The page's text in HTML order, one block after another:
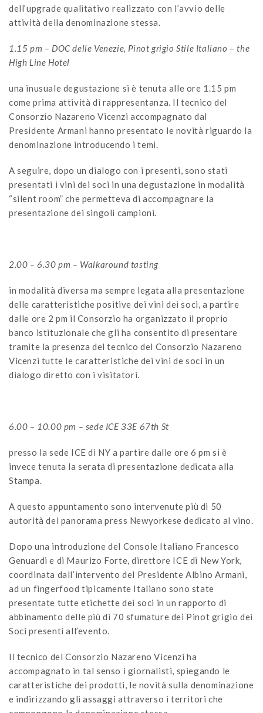
dell’upgrade qualitativo realizzato con l’avvio delle
attività della denominazione stessa.
1.15 pm – DOC delle Venezie, Pinot grigio Stile Italiano – the
High Line Hotel
una inusuale degustazione si è tenuta alle ore 1.15 pm
come prima attività di rappresentanza. Il tecnico del
Consorzio Nazareno Vicenzi accompagnato dal
Presidente Armani hanno presentato le novità riguardo la
denominazione introducendo i temi.
A seguire, dopo un dialogo con i presenti, sono stati
presentati i vini dei soci in una degustazione in modalità
“silent room” che permetteva di accompagnare la
presentazione dei singoli campioni.
2.00 – 6.30 pm – Walkaround tasting
in modalità diversa ma sempre legata alla presentazione
delle caratteristiche positive dei vini dei soci, a partire
dalle ore 2 pm il Consorzio ha organizzato il proprio
banco istituzionale che gli ha consentito di presentare
tramite la presenza del tecnico del Consorzio Nazareno
Vicenzi tutte le caratteristiche dei vini de soci in un
dialogo diretto con i visitatori.
6.00 – 10.00 pm – sede ICE 33E 67th St
presso la sede ICE di NY a partire dalle ore 6 pm si è
invece tenuta la serata di presentazione dedicata alla
Stampa.
A questo appuntamento sono intervenute più di 50
autorità del panorama press Newyorkese dedicato al vino.
Dopo una introduzione del Console Italiano Francesco
Genuardi e di Maurizo Forte, direttore ICE di New York,
coordinata dall’intervento del Presidente Albino Armani,
ad un fingerfood tipicamente Italiano sono state
presentate tutte etichette dei soci in un rapporto di
abbinamento delle più di 70 sfumature dei Pinot grigio dei
Soci presenti all’evento.
Il tecnico del Consorzio Nazareno Vicenzi ha
accompagnato in tal senso i giornalisti, spiegando le
caratteristiche dei prodotti, le novità sulla denominazione
e indirizzando gli assaggi attraverso i territori che